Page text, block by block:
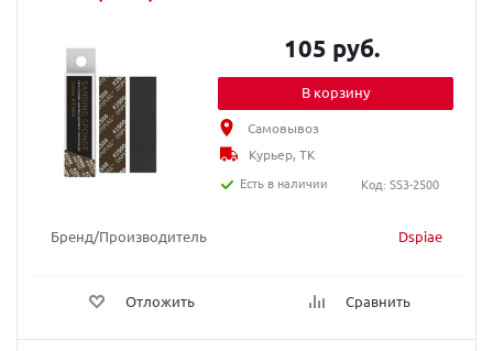
Бренд/Производитель Dspiae
Отложить Сравнить
105 руб.
В корзину
Самовывоз
Курьер, ТК
Есть в наличии
Код: SS3-2500